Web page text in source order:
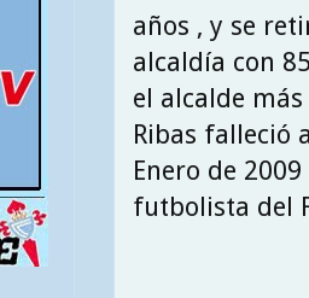
años , y se
alcaldía con
el alcalde
Ribas falleció
Enero de
futbolista del